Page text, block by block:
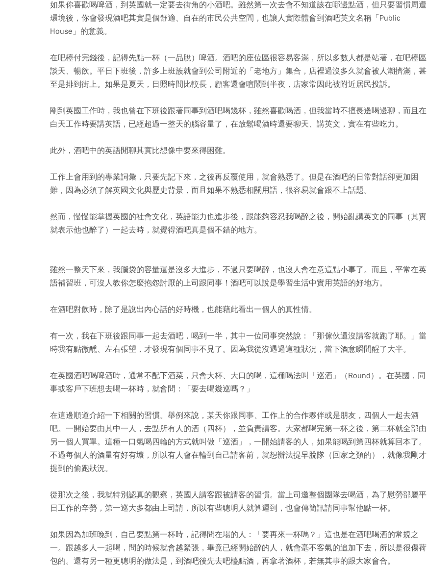
如果你喜歡喝啤酒，到英國就一定要去街角的小酒吧。雖然第一次去會不知道該在哪邊點酒，但只要習慣周遭
環境後，你會發現酒吧其實是個舒適、自在的市民公共空間，也讓人實際體會到酒吧英文名稱「Public
House」的意義。
在吧檯付完錢後，記得先點一杯（一品脫）啤酒。酒吧的座位區很容易客滿，所以多數人都是站著，在吧檯區
談天、暢飲。平日下班後，許多上班族就會到公司附近的「老地方」集合，店裡過沒多久就會被人潮擠滿，甚
至是排到街上。如果是夏天，日照時間比較長，顧客還會喧鬧到半夜，店家常因此被附近居民投訴。
剛到英國工作時，我也曾在下班後跟著同事到酒吧喝幾杯，雖然喜歡喝酒，但我當時不擅長邊喝邊聊，而且在
白天工作時要講英語，已經超過一整天的腦容量了，在放鬆喝酒時還要聊天、講英文，實在有些吃力。
此外，酒吧中的英語閒聊其實比想像中要來得困難。
工作上會用到的專業詞彙，只要先記下來，之後再反覆使用，就會熟悉了。但是在酒吧的日常對話卻更加困
難，因為必須了解英國文化與歷史背景，而且如果不熟悉相關用語，很容易就會跟不上話題。
然而，慢慢能掌握英國的社會文化，英語能力也進步後，跟能夠容忍我喝醉之後，開始亂講英文的同事（其實
就表示他也醉了）一起去時，就覺得酒吧真是個不錯的地方。
雖然一整天下來，我腦袋的容量還是沒多大進步，不過只要喝醉，也沒人會在意這點小事了。而且，平常在英
語補習班，可沒人教你怎麼抱怨討厭的上司跟同事！酒吧可以說是學習生活中實用英語的好地方。
在酒吧對飲時，除了是說出內心話的好時機，也能藉此看出一個人的真性情。
有一次，我在下班後跟同事一起去酒吧，喝到一半，其中一位同事突然說：「那傢伙還沒請客就跑了耶。」當
時我有點微醺、左右張望，才發現有個同事不見了。因為我從沒遇過這種狀況，當下酒意瞬間醒了大半。
在英國酒吧喝啤酒時，通常不配下酒菜，只會大杯、大口的喝，這種喝法叫「巡酒」（Round）。在英國，同
事或客戶下班想去喝一杯時，就會問：「要去喝幾巡嗎？」
在這邊順道介紹一下相關的習慣。舉例來說，某天你跟同事、工作上的合作夥伴或是朋友，四個人一起去酒
吧。一開始要由其中一人，去點所有人的酒（四杯），並負責請客。大家都喝完第一杯之後，第二杯就全部由
另一個人買單。這種一口氣喝四輪的方式就叫做「巡酒」，一開始請客的人，如果能喝到第四杯就算回本了。
不過每個人的酒量有好有壞，所以有人會在輪到自己請客前，就想辦法提早脫隊（回家之類的），就像我剛才
提到的偷跑狀況。
從那次之後，我就特別認真的觀察，英國人請客跟被請客的習慣。當上司邀整個團隊去喝酒，為了慰勞部屬平
日工作的辛勞，第一巡大多都由上司請，所以有些聰明人就算遲到，也會傳簡訊請同事幫他點一杯。
如果因為加班晚到，自己要點第一杯時，記得問在場的人：「要再來一杯嗎？」這也是在酒吧喝酒的常規之
一。跟越多人一起喝，問的時候就會越緊張，畢竟已經開始醉的人，就會毫不客氣的追加下去，所以是很傷荷
包的。還有另一種更聰明的做法是，到酒吧後先去吧檯點酒，再拿著酒杯，若無其事的跟大家會合。